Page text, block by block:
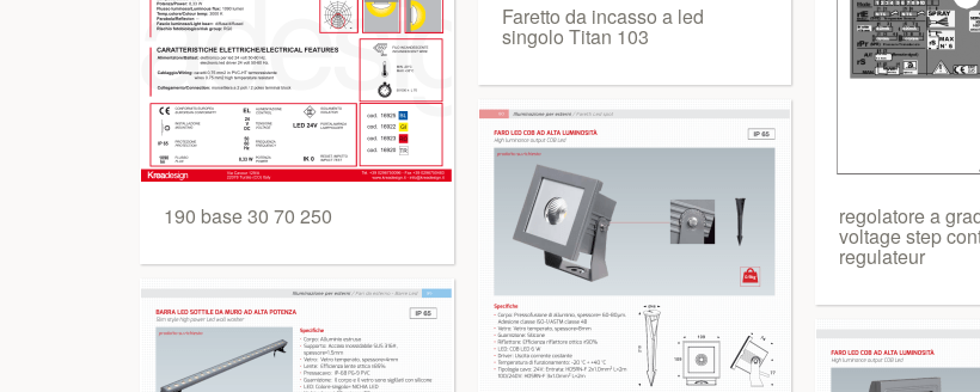
190 base 30 70 250
Faretto da incasso a led
singolo Titan 103
regolatore a
voltage step
regulateur